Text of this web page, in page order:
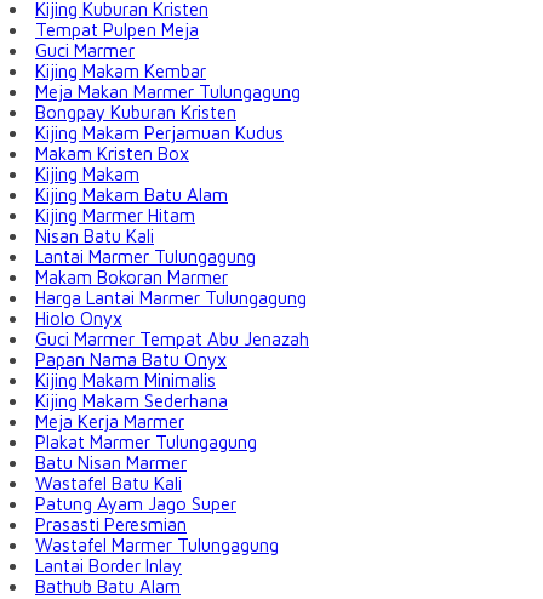
Kijing Kuburan Kristen
Tempat Pulpen Meja
Guci Marmer
Kijing Makam Kembar
Meja Makan Marmer Tulungagung
Bongpay Kuburan Kristen
Kijing Makam Perjamuan Kudus
Makam Kristen Box
Kijing Makam
Kijing Makam Batu Alam
Kijing Marmer Hitam
Nisan Batu Kali
Lantai Marmer Tulungagung
Makam Bokoran Marmer
Harga Lantai Marmer Tulungagung
Hiolo Onyx
Guci Marmer Tempat Abu Jenazah
Papan Nama Batu Onyx
Kijing Makam Minimalis
Kijing Makam Sederhana
Meja Kerja Marmer
Plakat Marmer Tulungagung
Batu Nisan Marmer
Wastafel Batu Kali
Patung Ayam Jago Super
Prasasti Peresmian
Wastafel Marmer Tulungagung
Lantai Border Inlay
Bathub Batu Alam